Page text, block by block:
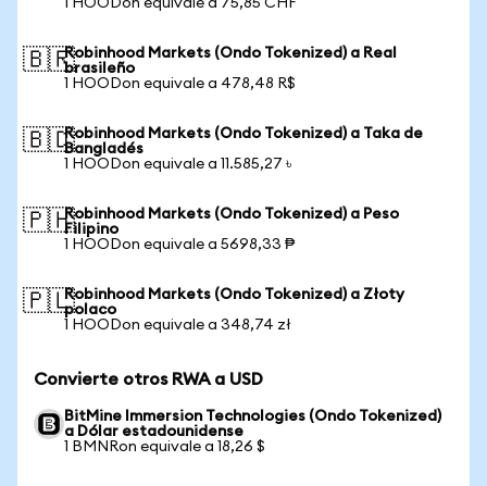
1 HOODon equivale a 75,85 CHF
🇧🇷Robinhood Markets (Ondo Tokenized) a Real
brasileño
1 HOODon equivale a 478,48 R$
🇧🇩Robinhood Markets (Ondo Tokenized) a Taka de
Bangladés
1 HOODon equivale a 11.585,27 ৳
🇵🇭Robinhood Markets (Ondo Tokenized) a Peso
Filipino
1 HOODon equivale a 5698,33 ₱
🇵🇱Robinhood Markets (Ondo Tokenized) a Złoty
polaco
1 HOODon equivale a 348,74 zł
Convierte otros RWA a USD
BitMine Immersion Technologies (Ondo Tokenized)
a Dólar estadounidense
1 BMNRon equivale a 18,26 $